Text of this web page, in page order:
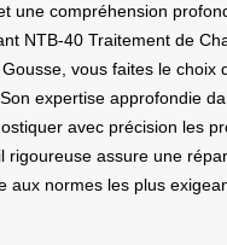
une compréhension
NTB-40 Traitement de
vous faites le choix
expertise approfondie
avec précision les
rigoureuse assure une
aux normes les plus